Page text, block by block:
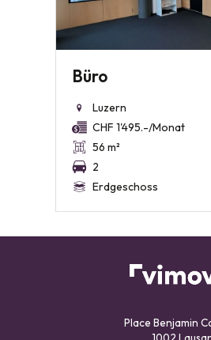
Büro
Luzern
CHF 1'495.-/Monat
56 m²
2
Erdgeschoss
Place Benjamin